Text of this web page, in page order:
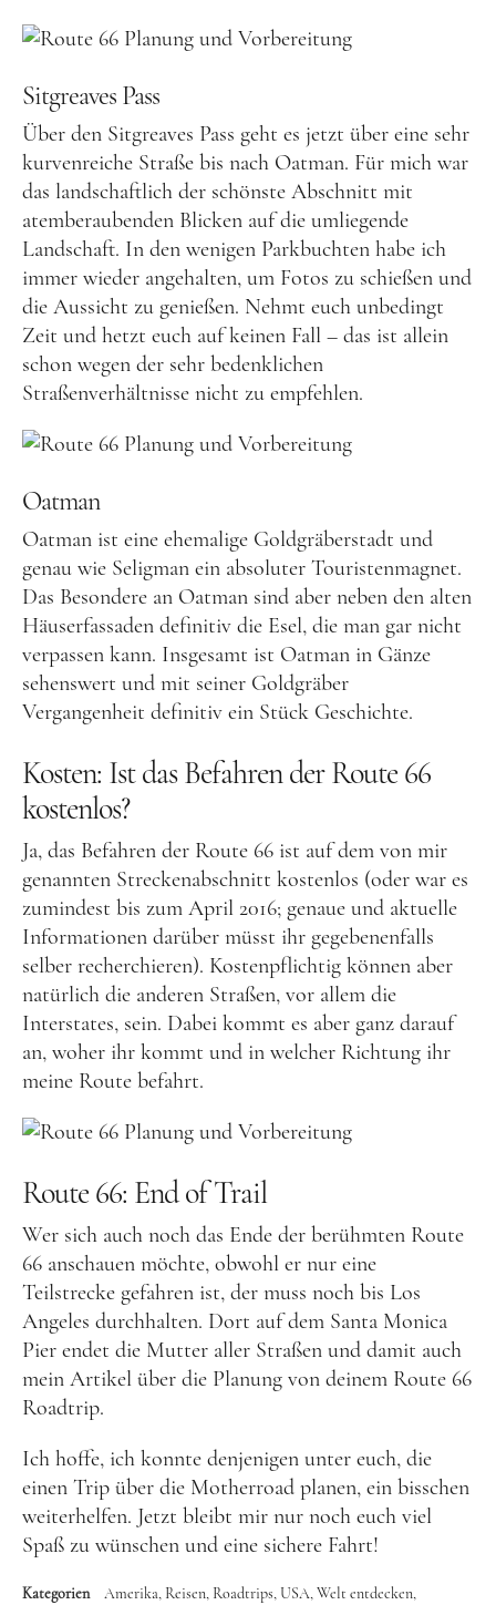
Sitgreaves Pass
Über den Sitgreaves Pass geht es jetzt über eine sehr
kurvenreiche Straße bis nach Oatman. Für mich war
das landschaftlich der schönste Abschnitt mit
atemberaubenden Blicken auf die umliegende
Landschaft. In den wenigen Parkbuchten habe ich
immer wieder angehalten, um Fotos zu schießen und
die Aussicht zu genießen. Nehmt euch unbedingt
Zeit und hetzt euch auf keinen Fall – das ist allein
schon wegen der sehr bedenklichen
Straßenverhältnisse nicht zu empfehlen.
Oatman
Oatman ist eine ehemalige Goldgräberstadt und
genau wie Seligman ein absoluter Touristenmagnet.
Das Besondere an Oatman sind aber neben den alten
Häuserfassaden definitiv die Esel, die man gar nicht
verpassen kann. Insgesamt ist Oatman in Gänze
sehenswert und mit seiner Goldgräber
Vergangenheit definitiv ein Stück Geschichte.
Kosten: Ist das Befahren der Route 66
kostenlos?
Ja, das Befahren der Route 66 ist auf dem von mir
genannten Streckenabschnitt kostenlos (oder war es
zumindest bis zum April 2016; genaue und aktuelle
Informationen darüber müsst ihr gegebenenfalls
selber recherchieren). Kostenpflichtig können aber
natürlich die anderen Straßen, vor allem die
Interstates, sein. Dabei kommt es aber ganz darauf
an, woher ihr kommt und in welcher Richtung ihr
meine Route befahrt.
Route 66: End of Trail
Wer sich auch noch das Ende der berühmten Route
66 anschauen möchte, obwohl er nur eine
Teilstrecke gefahren ist, der muss noch bis Los
Angeles durchhalten. Dort auf dem Santa Monica
Pier endet die Mutter aller Straßen und damit auch
mein Artikel über die Planung von deinem Route 66
Roadtrip.
Ich hoffe, ich konnte denjenigen unter euch, die
einen Trip über die Motherroad planen, ein bisschen
weiterhelfen. Jetzt bleibt mir nur noch euch viel
Spaß zu wünschen und eine sichere Fahrt!
Kategorien Amerika Reisen Roadtrips USA Welt entdecken